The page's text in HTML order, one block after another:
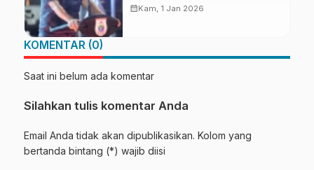
Pilih Kasih
calendar_monthKam, 1 Jan 2026
KOMENTAR (0)
Saat ini belum ada komentar
Silahkan tulis komentar Anda
Email Anda tidak akan dipublikasikan. Kolom yang
bertanda bintang (*) wajib diisi